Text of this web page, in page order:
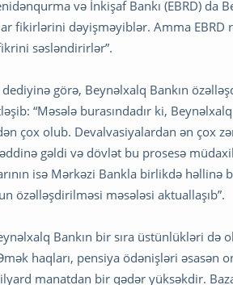
və İnkişaf Bankı (EBRD) da
fikirlərini dəyişməyiblər. Amma EBRD
səsləndirirlər”.
görə, Beynəlxalq Bankın
“Məsələ burasındadır ki,
çox olub. Devalvasiyalardan ən çox
gəldi və dövlət bu prosesə
isə Mərkəzi Bankla birlikdə həllinə
özəlləşdirilməsi məsələsi aktuallaşıb”.
Bankın bir sıra üstünlükləri də
haqları, pensiya ödənişləri əsasən
manatdan bir qədər yüksəkdir.